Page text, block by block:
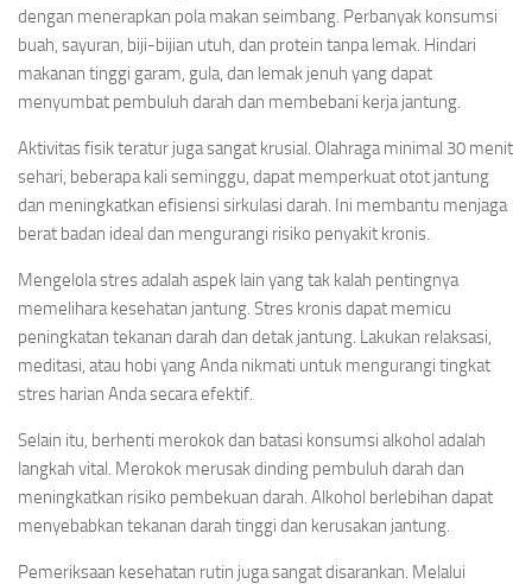
dengan menerapkan pola makan seimbang. Perbanyak konsumsi
buah, sayuran, biji-bijian utuh, dan protein tanpa lemak. Hindari
makanan tinggi garam, gula, dan lemak jenuh yang dapat
menyumbat pembuluh darah dan membebani kerja jantung.
Aktivitas fisik teratur juga sangat krusial. Olahraga minimal 30 menit
sehari, beberapa kali seminggu, dapat memperkuat otot jantung
dan meningkatkan efisiensi sirkulasi darah. Ini membantu menjaga
berat badan ideal dan mengurangi risiko penyakit kronis.
Mengelola stres adalah aspek lain yang tak kalah pentingnya
memelihara kesehatan jantung. Stres kronis dapat memicu
peningkatan tekanan darah dan detak jantung. Lakukan relaksasi,
meditasi, atau hobi yang Anda nikmati untuk mengurangi tingkat
stres harian Anda secara efektif.
Selain itu, berhenti merokok dan batasi konsumsi alkohol adalah
langkah vital. Merokok merusak dinding pembuluh darah dan
meningkatkan risiko pembekuan darah. Alkohol berlebihan dapat
menyebabkan tekanan darah tinggi dan kerusakan jantung.
Pemeriksaan kesehatan rutin juga sangat disarankan. Melalui